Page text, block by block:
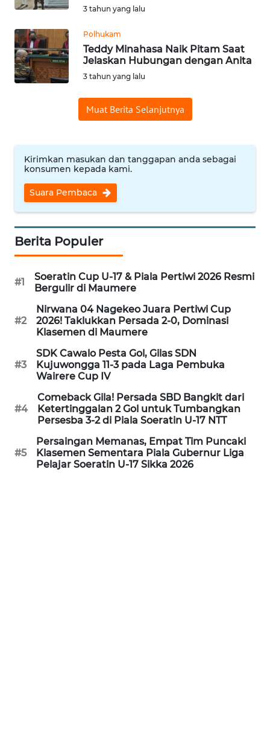
3 tahun yang lalu
Polhukam
Teddy Minahasa Naik Pitam Saat
Jelaskan Hubungan dengan Anita
3 tahun yang lalu
Muat Berita Selanjutnya
Kirimkan masukan dan tanggapan anda sebagai
konsumen kepada kami.
Suara Pembaca
Berita Populer
#1
Soeratin Cup U-17 & Piala Pertiwi 2026 Resmi
Bergulir di Maumere
#2
Nirwana 04 Nagekeo Juara Pertiwi Cup
2026! Taklukkan Persada 2-0, Dominasi
Klasemen di Maumere
#3
SDK Cawalo Pesta Gol, Gilas SDN
Kujuwongga 11-3 pada Laga Pembuka
Wairere Cup IV
#4
Comeback Gila! Persada SBD Bangkit dari
Ketertinggalan 2 Gol untuk Tumbangkan
Persesba 3-2 di Piala Soeratin U-17 NTT
#5
Persaingan Memanas, Empat Tim Puncaki
Klasemen Sementara Piala Gubernur Liga
Pelajar Soeratin U-17 Sikka 2026
CIANJUR
WN
KEPULAUAN
WN
BINJAI
CIREBON
INDRAMAYU
WN
KUNINGAN
WN
MAJALENGKA
WN
SUBANG
WN
SUKABUMI